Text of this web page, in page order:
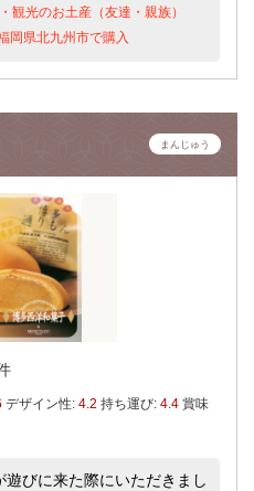
観光のお土産（友達・親族）
岡県北九州市で購入
まんじゅう
デザイン性: 4.2 持ち運び: 4.4 賞味
遊びに来た際にいただきまし